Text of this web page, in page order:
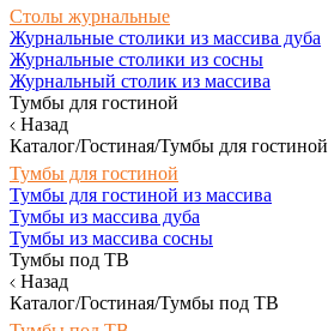
Столы журнальные
Журнальные столики из массива дуба
Журнальные столики из сосны
Журнальный столик из массива
Тумбы для гостиной
Назад
Каталог/Гостиная/Тумбы для гостиной
Тумбы для гостиной
Тумбы для гостиной из массива
Тумбы из массива дуба
Тумбы из массива сосны
Тумбы под ТВ
Назад
Каталог/Гостиная/Тумбы под ТВ